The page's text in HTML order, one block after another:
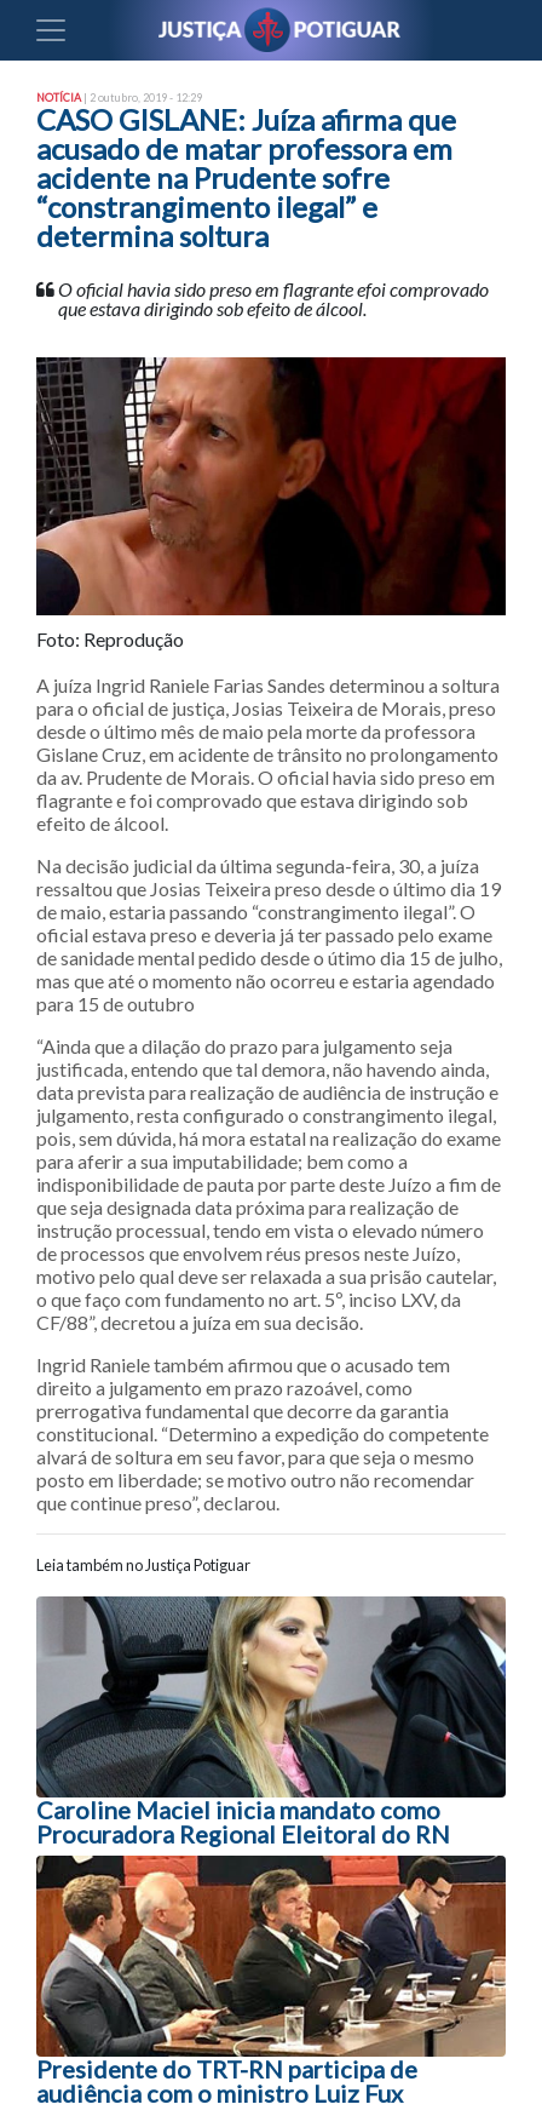
NOTÍCIA | 2 outubro, 2019 - 12:29
CASO GISLANE: Juíza afirma que
acusado de matar professora em
acidente na Prudente sofre
“constrangimento ilegal” e
determina soltura
O oficial havia sido preso em flagrante efoi comprovado
que estava dirigindo sob efeito de álcool.
Foto: Reprodução
A juíza Ingrid Raniele Farias Sandes determinou a soltura
para o oficial de justiça, Josias Teixeira de Morais, preso
desde o último mês de maio pela morte da professora
Gislane Cruz, em acidente de trânsito no prolongamento
da av. Prudente de Morais. O oficial havia sido preso em
flagrante e foi comprovado que estava dirigindo sob
efeito de álcool.
Na decisão judicial da última segunda-feira, 30, a juíza
ressaltou que Josias Teixeira preso desde o último dia 19
de maio, estaria passando “constrangimento ilegal”. O
oficial estava preso e deveria já ter passado pelo exame
de sanidade mental pedido desde o útimo dia 15 de julho,
mas que até o momento não ocorreu e estaria agendado
para 15 de outubro
“Ainda que a dilação do prazo para julgamento seja
justificada, entendo que tal demora, não havendo ainda,
data prevista para realização de audiência de instrução e
julgamento, resta configurado o constrangimento ilegal,
pois, sem dúvida, há mora estatal na realização do exame
para aferir a sua imputabilidade; bem como a
indisponibilidade de pauta por parte deste Juízo a fim de
que seja designada data próxima para realização de
instrução processual, tendo em vista o elevado número
de processos que envolvem réus presos neste Juízo,
motivo pelo qual deve ser relaxada a sua prisão cautelar,
o que faço com fundamento no art. 5º, inciso LXV, da
CF/88”, decretou a juíza em sua decisão.
Ingrid Raniele também afirmou que o acusado tem
direito a julgamento em prazo razoável, como
prerrogativa fundamental que decorre da garantia
constitucional. “Determino a expedição do competente
alvará de soltura em seu favor, para que seja o mesmo
posto em liberdade; se motivo outro não recomendar
que continue preso”, declarou.
Leia também no Justiça Potiguar
Navegação entre posts
Caroline Maciel inicia mandato como
Procuradora Regional Eleitoral do RN
Presidente do TRT-RN participa de
audiência com o ministro Luiz Fux